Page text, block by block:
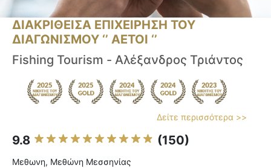
ΔΙΑΚΡΙΘΕΙΣΑ ΕΠΙΧΕΙΡΗΣΗ ΤΟΥ
ΔΙΑΓΩΝΙΣΜΟΥ ‘’ ΑΕΤΟΙ ‘’
Fishing Tourism - Αλέξανδρος Τριάντος
Δείτε περισσότερα >>
9.8 (150)
Μεθωνη, Μεθώνη Μεσσηνίας